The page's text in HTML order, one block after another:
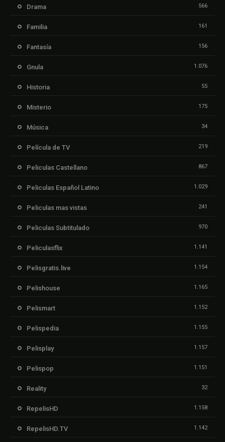
Drama 566
Familia 161
Fantasía 156
Gnula 1.076
Historia 55
Misterio 175
Música 34
Película de TV 219
Peliculas Castellano 867
Peliculas Español Latino 1.029
Peliculas mas vistas 241
Peliculas Subtitulado 970
Peliculasflix 1.141
Pelisgratis.live 1.154
Pelishouse 1.165
Pelismart 1.152
Pelispedia 1.155
Pelisplay 1.157
Pelispop 1.151
Reality 32
RepelisHD 1.158
RepelisHD.TV 1.142